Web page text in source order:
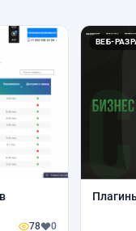
78 0
ВЕБ-